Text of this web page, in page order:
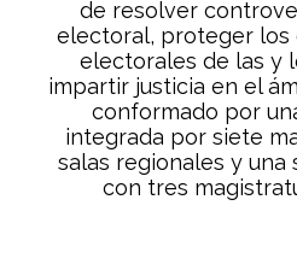
de resolver
electoral, proteger
electorales de las y
impartir justicia en el
conformado por
integrada por siete
salas regionales y una
con tres